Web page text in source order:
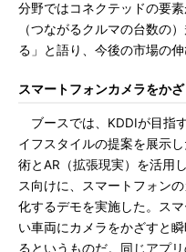
分野ではコネクテッドの要
（つながるクルマの台数の
る」と語り、今後の市場の伸
スマートフォンカメラをか
ブースでは、KDDIが目指
イフスタイルの提案を展示
術とAR（拡張現実）を活用
ス向けに、スマートフォン
化するデモを実施した。ス
い車両にカメラをかざすと
るというものだ。同じアプ